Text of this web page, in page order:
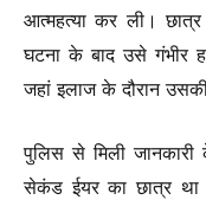
आत्महत्या कर ली।
घटना के बाद उसे गंभीर
जहां इलाज के दौरान
पुलिस से मिली जानकारी
सेकंड ईयर का छात्र